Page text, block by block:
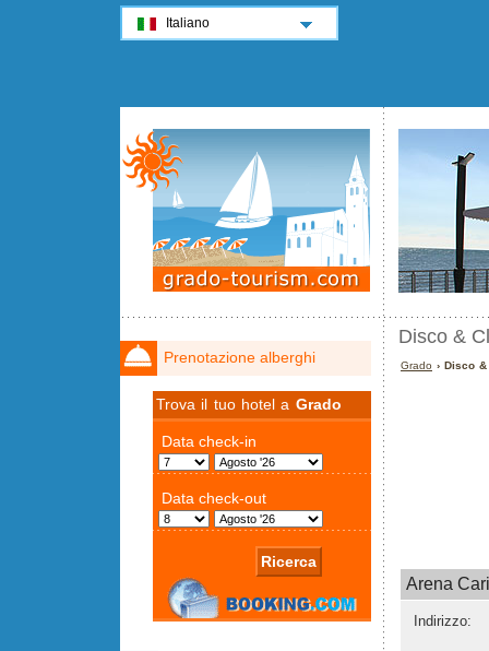
Disco &
Grado › Disco
Arena
Indirizzo:
Prenotazione alberghi
Trova il tuo hotel a Grado
Italiano